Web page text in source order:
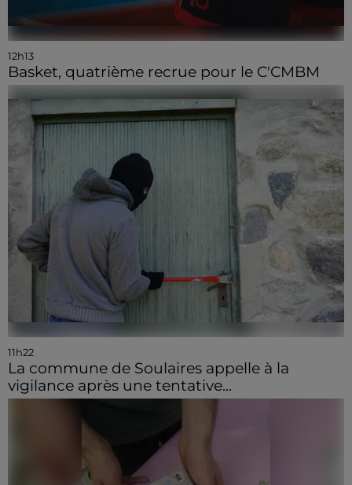
12h13
Basket, quatrième recrue pour le C'CMBM
11h22
La commune de Soulaires appelle à la
vigilance après une tentative...